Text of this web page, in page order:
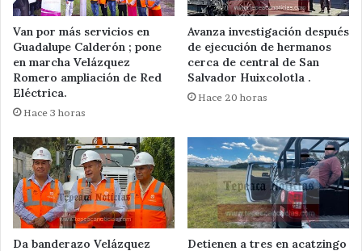
Van por más servicios en
Guadalupe Calderón ; pone
en marcha Velázquez
Romero ampliación de Red
Eléctrica.
Hace 3 horas
Avanza investigación después
de ejecución de hermanos
cerca de central de San
Salvador Huixcolotla .
Hace 20 horas
Da banderazo Velázquez Detienen a tres en acatzingo